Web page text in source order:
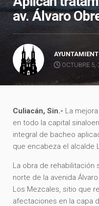
av. Álvaro
OCTUBRE 5,
Culiacán, Sin.- La
en todo la capital
integral de bacheo
que encabeza el alcalde
La obra de rehabilitación
norte de la avenida
Los Mezcales, sitio que
afectaciones en la capa